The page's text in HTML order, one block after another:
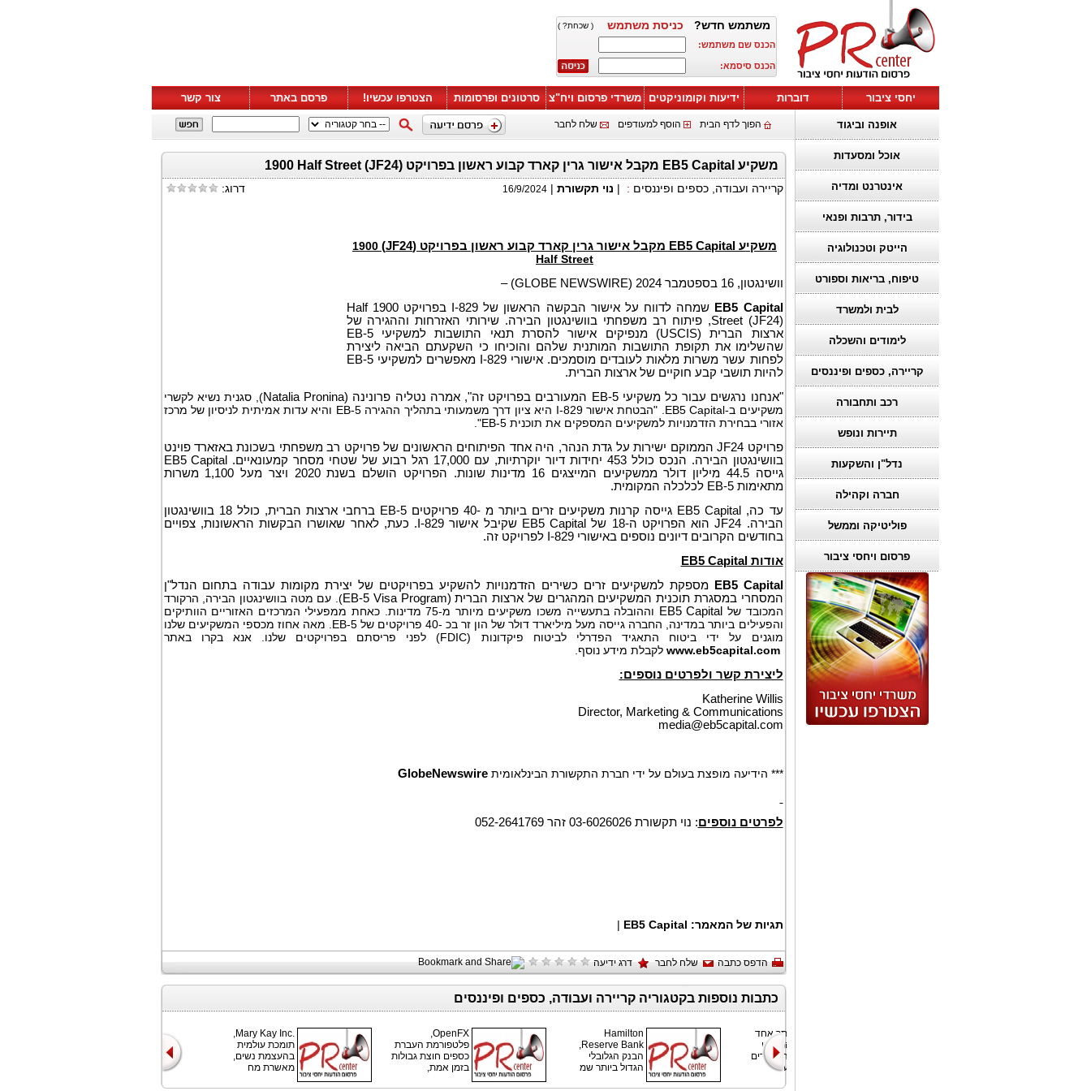
משתמש חדש? כניסת משתמש ( שכחת? )
הכנס שם משתמש:
הכנס סיסמא:
יחסי ציבור דוברות ידיעות וקומוניקטים משרדי פרסום ויח"צ סרטונים ופרסומות הצטרפו עכשיו! פרסם באתר צור קשר
אופנה וביגוד
אוכל ומסעדות
אינטרנט ומדיה
בידור, תרבות ופנאי
הייטק וטכנולוגיה
טיפוח, בריאות וספורט
לבית ולמשרד
לימודים והשכלה
קריירה, כספים ופיננסים
רכב ותחבורה
תיירות ונופש
נדל"ן והשקעות
חברה וקהילה
פוליטיקה וממשל
פרסום ויחסי ציבור
הפוך לדף הבית הוסף למעודפים שלח לחבר
משקיע EB5 Capital מקבל אישור גרין קארד קבוע ראשון בפרויקט (JF24) 1900 Half Street
קריירה ועבודה, כספים ופיננסים :
| נוי תקשורת |
16/9/2024 דרוג:
משקיע EB5 Capital מקבל אישור גרין קארד קבוע ראשון בפרויקט (JF24)
1900
Half Street
וושינגטון, 16 בספטמבר 2024 (GLOBE NEWSWIRE) –
EB5 Capital
שמחה לדווח על אישור הבקשה הראשון של I-829 בפרויקט 1900 Half
Street (JF24), פיתוח רב משפחתי בוושינגטון הבירה. שירותי האזרחות וההגירה של
ארצות הברית (USCIS) מנפיקים אישור להסרת תנאי התושבות למשקיעי EB-5
שהשלימו את תקופת התושבות המותנית שלהם והוכיחו כי השקעתם הביאה ליצירת
לפחות עשר משרות מלאות לעובדים מוסמכים. אישורי I-829 מאפשרים למשקיעי EB-5
להיות תושבי קבע חוקיים של ארצות הברית.
"אנחנו נרגשים עבור כל משקיעי EB-5 המעורבים בפרויקט זה", אמרה נטליה פרונינה (
Natalia Pronina), סגנית נשיא לקשרי
משקיעים ב-EB5 Capital. "הבטחת אישור I-829 היא ציון דרך משמעותי בתהליך ההגירה EB-5 והיא עדות אמיתית לניסיון של מרכז
אזורי בבחירת הזדמנויות למשקיעים המספקים את תוכנית EB-5".
פרויקט JF24 הממוקם ישירות על גדת הנהר, היה אחד הפיתוחים הראשונים של פרויקט רב משפחתי בשכונת באזארד פוינט
בוושינגטון הבירה. הנכס כולל 453 יחידות דיור יוקרתיות, עם 17,000 רגל רבוע של שטחי מסחר קמעונאיים. EB5 Capital
גייסה 44.5 מיליון דולר ממשקיעים המייצגים 16 מדינות שונות. הפרויקט הושלם בשנת 2020 ויצר מעל 1,100 משרות
מתאימות EB-5 לכלכלה המקומית.
עד כה, EB5 Capital גייסה קרנות משקיעים זרים ביותר מ -40 פרויקטים EB-5 ברחבי ארצות הברית, כולל 18 בוושינגטון
הבירה. JF24 הוא הפרויקט ה-18 של EB5 Capital שקיבל אישור I-829. כעת, לאחר שאושרו הבקשות הראשונות, צפויים
בחודשים הקרובים דיונים נוספים באישורי I-829 לפרויקט זה.
אודות EB5 Capital
EB5 Capital
מספקת למשקיעים זרים כשירים הזדמנויות להשקיע בפרויקטים של יצירת מקומות עבודה בתחום הנדל"ן
המסחרי במסגרת תוכנית המשקיעים המהגרים של ארצות הברית (EB-5 Visa Program). עם מטה בוושינגטון הבירה, הרקורד
המכובד של EB5 Capital וההובלה בתעשייה משכו משקיעים מיותר מ-
75 מדינות. כאחת ממפעילי המרכזים האזוריים הוותיקים
והפעילים ביותר במדינה, החברה גייסה מעל מיליארד דולר של הון זר בכ -40 פרויקטים של EB-5. מאה אחוז מכספי המשקיעים שלנו
מוגנים על ידי ביטוח התאגיד הפדרלי לביטוח פיקדונות (FDIC) לפני פריסתם בפרויקטים שלנו. אנא בקרו באתר
www.eb5capital.com לקבלת מידע נוסף.
ליצירת קשר ולפרטים נוספים:
Katherine Willis
Director, Marketing & Communications
media@eb5capital.com
*** הידיעה מופצת בעולם על ידי חברת התקשורת הבינלאומיתGlobeNewswire
לפרטים נוספים: נוי תקשורת 03-6026026 זהר 052-2641769
תגיות של המאמר: EB5 Capital
|
הדפס כתבה שלח לחבר דרג ידיעה
כתבות נוספות בקטגוריה קריירה ועבודה, כספים ופיננסים
Mary Kay Inc.‎,
תומכת עולמית
בהעצמת נשים,
מאשרת מח
OpenFX,
פלטפורמת העברת
כספים חוצת גבולות
בזמן אמת,
Hamilton
Reserve Bank,
הבנק הגלובלי
הגדול ביותר שמ
הזהב נותר אחד
מנכסי המקלט
הבטוח הנסחרים
ביותר בעול